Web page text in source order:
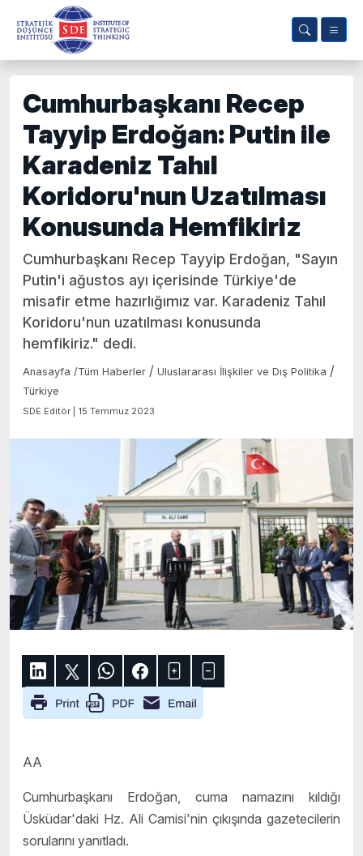
Cumhurbaşkanı Recep
Tayyip Erdoğan: Putin ile
Karadeniz Tahıl
Koridoru'nun Uzatılması
Konusunda Hemfikiriz
Cumhurbaşkanı Recep Tayyip Erdoğan, "Sayın
Putin'i ağustos ayı içerisinde Türkiye'de
misafir etme hazırlığımız var. Karadeniz Tahıl
Koridoru'nun uzatılması konusunda
hemfikiriz." dedi.
Anasayfa /Tüm Haberler / Uluslararası İlişkiler ve Dış Politika /
Türkiye
SDE Editör | 15 Temmuz 2023
AA
Cumhurbaşkanı Erdoğan, cuma namazını kıldığı
Üsküdar'daki Hz. Ali Camisi'nin çıkışında gazetecilerin
sorularını yanıtladı.